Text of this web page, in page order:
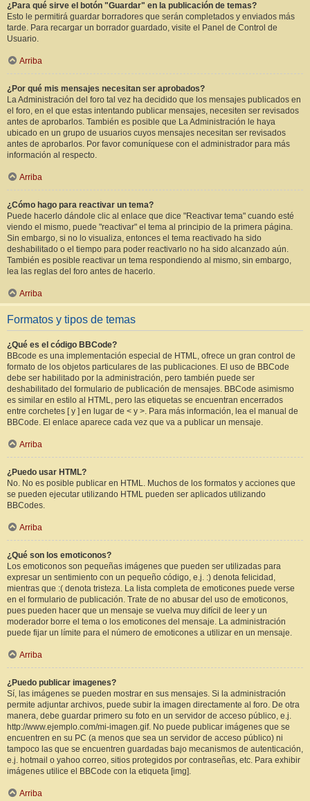
¿Para qué sirve el botón "Guardar" en la publicación de temas?
Esto le permitirá guardar borradores que serán completados y enviados más
tarde. Para recargar un borrador guardado, visite el Panel de Control de
Usuario.
Arriba
¿Por qué mis mensajes necesitan ser aprobados?
La Administración del foro tal vez ha decidido que los mensajes publicados en
el foro, en el que estas intentando publicar mensajes, necesiten ser revisados
antes de aprobarlos. También es posible que La Administración le haya
ubicado en un grupo de usuarios cuyos mensajes necesitan ser revisados
antes de aprobarlos. Por favor comuníquese con el administrador para más
información al respecto.
Arriba
¿Cómo hago para reactivar un tema?
Puede hacerlo dándole clic al enlace que dice "Reactivar tema" cuando esté
viendo el mismo, puede "reactivar" el tema al principio de la primera página.
Sin embargo, si no lo visualiza, entonces el tema reactivado ha sido
deshabilitado o el tiempo para poder reactivarlo no ha sido alcanzado aún.
También es posible reactivar un tema respondiendo al mismo, sin embargo,
lea las reglas del foro antes de hacerlo.
Arriba
Formatos y tipos de temas
¿Qué es el código BBCode?
BBcode es una implementación especial de HTML, ofrece un gran control de
formato de los objetos particulares de las publicaciones. El uso de BBCode
debe ser habilitado por la administración, pero también puede ser
deshabilitado del formulario de publicación de mensajes. BBCode asimismo
es similar en estilo al HTML, pero las etiquetas se encuentran encerrados
entre corchetes [ y ] en lugar de < y >. Para más información, lea el manual de
BBCode. El enlace aparece cada vez que va a publicar un mensaje.
Arriba
¿Puedo usar HTML?
No. No es posible publicar en HTML. Muchos de los formatos y acciones que
se pueden ejecutar utilizando HTML pueden ser aplicados utilizando
BBCodes.
Arriba
¿Qué son los emoticonos?
Los emoticonos son pequeñas imágenes que pueden ser utilizadas para
expresar un sentimiento con un pequeño código, e.j. :) denota felicidad,
mientras que :( denota tristeza. La lista completa de emoticones puede verse
en el formulario de publicación. Trate de no abusar del uso de emoticonos,
pues pueden hacer que un mensaje se vuelva muy difícil de leer y un
moderador borre el tema o los emoticones del mensaje. La administración
puede fijar un límite para el número de emoticones a utilizar en un mensaje.
Arriba
¿Puedo publicar imagenes?
Sí, las imágenes se pueden mostrar en sus mensajes. Si la administración
permite adjuntar archivos, puede subir la imagen directamente al foro. De otra
manera, debe guardar primero su foto en un servidor de acceso público, e.j.
http://www.ejemplo.com/mi-imagen.gif. No puede publicar imágenes que se
encuentren en su PC (a menos que sea un servidor de acceso público) ni
tampoco las que se encuentren guardadas bajo mecanismos de autenticación,
e.j. hotmail o yahoo correo, sitios protegidos por contraseñas, etc. Para exhibir
imágenes utilice el BBCode con la etiqueta [img].
Arriba